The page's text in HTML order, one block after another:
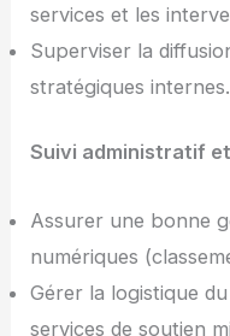
services et les
Superviser la
stratégiques internes.
Suivi administratif
Assurer une bonne
numériques
Gérer la logistique
services de soutien